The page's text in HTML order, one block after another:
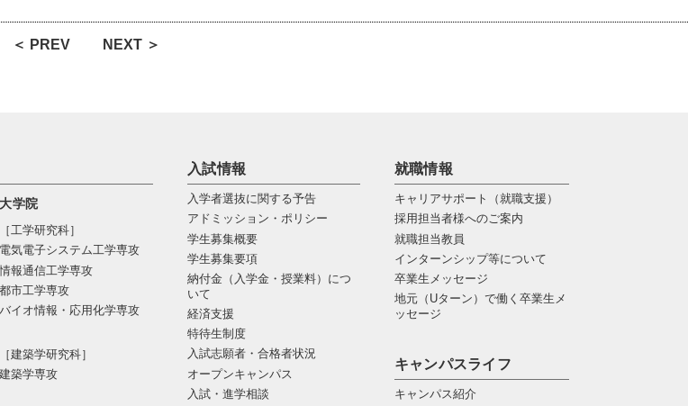
＜ PREV NEXT ＞
大学院
［工学研究科］
電気電⼦システム⼯学専攻
情報通信⼯学専攻
都市⼯学専攻
バイオ情報・応⽤化学専攻
［建築学研究科］
建築学専攻
入試情報
入学者選抜に関する予告
アドミッション・ポリシー
学生募集概要
学生募集要項
納付金（入学金・授業料）につ
いて
経済支援
特待生制度
入試志願者・合格者状況
オープンキャンパス
入試・進学相談
就職情報
キャリアサポート（就職支援）
採用担当者様へのご案内
就職担当教員
インターンシップ等について
卒業生メッセージ
地元（Uターン）で働く卒業生メ
ッセージ
キャンパスライフ
キャンパス紹介